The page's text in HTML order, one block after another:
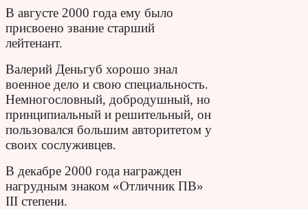
В августе 2000 года ему было
присвоено звание старший
лейтенант.
Валерий Деньгуб хорошо знал
военное дело и свою специальность.
Немногословный, добродушный, но
принципиальный и решительный, он
пользовался большим авторитетом у
своих сослуживцев.
В декабре 2000 года награжден
нагрудным знаком «Отличник ПВ»
III степени.